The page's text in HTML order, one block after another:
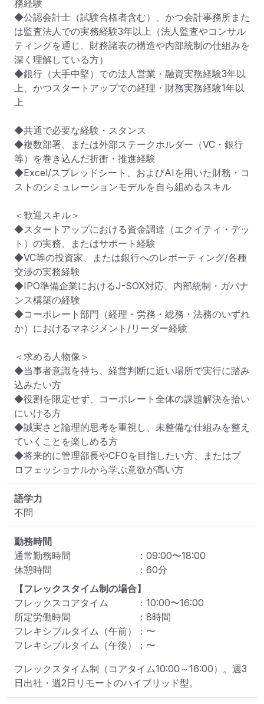
務経験
◆公認会計士（試験合格者含む）、かつ会計事務所また
は監査法人での実務経験3年以上（法人監査やコンサル
ティングを通じ、財務諸表の構造や内部統制の仕組みを
深く理解している方）
◆銀行（大手中堅）での法人営業・融資実務経験3年以
上、かつスタートアップでの経理・財務実務経験1年以
上
◆共通で必要な経験・スタンス
◆複数部署、または外部ステークホルダー（VC・銀行
等）を巻き込んだ折衝・推進経験
◆Excel/スプレッドシート、およびAIを用いた財務・コ
ストのシミュレーションモデルを自ら組めるスキル
＜歓迎スキル＞
◆スタートアップにおける資金調達（エクイティ・デッ
ト）の実務、またはサポート経験
◆VC等の投資家、または銀行へのレポーティング/各種
交渉の実務経験
◆IPO準備企業におけるJ-SOX対応、内部統制・ガバナ
ンス構築の経験
◆コーポレート部門（経理・労務・総務・法務のいずれ
か）におけるマネジメント/リーダー経験
＜求める人物像＞
◆当事者意識を持ち、経営判断に近い場所で実行に踏み
込みたい方
◆役割を限定せず、コーポレート全体の課題解決を拾い
にいける方
◆誠実さと論理的思考を重視し、未整備な仕組みを整え
ていくことを楽しめる方
◆将来的に管理部長やCFOを目指したい方、またはプ
ロフェッショナルから学ぶ意欲が高い方
語学力
不問
勤務時間
通常勤務時間
： 09:00〜18:00
休憩時間
： 60分
【フレックスタイム制の場合】
フレックスコアタイム
： 10:00〜16:00
所定労働時間
： 8時間
フレキシブルタイム（午前）
： 〜
フレキシブルタイム（午後）
： 〜
フレックスタイム制（コアタイム10:00～16:00）。週3
日出社・週2日リモートのハイブリッド型。